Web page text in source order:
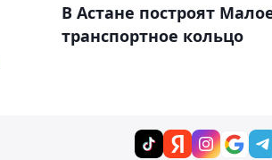
В Астане построят
транспортное кольцо